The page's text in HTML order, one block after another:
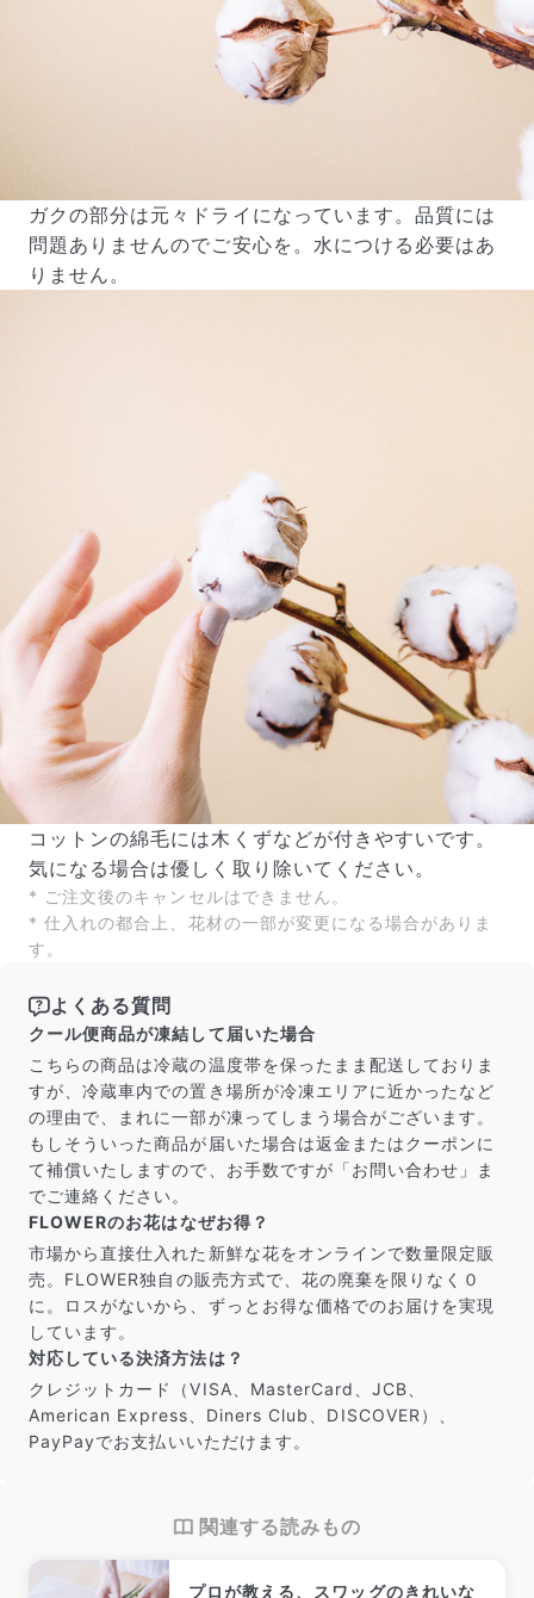
Q. 毎月自動でお花が届くサービスですか？
いいえ、毎月自動でお届けするサービスではありません。好
きな時に好きな花をご注文いただけます。
お花をベストなタイミングで発送しているため、お届け日の
指定はできません。受け取り時間帯は、発送後にクロネコヤ
マトのアプリから変更可能です。
Q. 注文後にキャンセルできますか？
ガクの部分は元々ドライになっています。品質には
問題ありませんのでご安心を。水につける必要はあ
りません。
コットンの綿毛には木くずなどが付きやすいです。
気になる場合は優しく取り除いてください。
* ご注文後のキャンセルはできません。
* 仕入れの都合上、花材の一部が変更になる場合がありま
す。
よくある質問
クール便商品が凍結して届いた場合
こちらの商品は冷蔵の温度帯を保ったまま配送しておりま
すが、冷蔵車内での置き場所が冷凍エリアに近かったなど
の理由で、まれに一部が凍ってしまう場合がございます。
もしそういった商品が届いた場合は返金またはクーポンに
て補償いたしますので、お手数ですが「お問い合わせ」ま
でご連絡ください。
FLOWERのお花はなぜお得？
市場から直接仕入れた新鮮な花をオンラインで数量限定販
売。FLOWER独自の販売方式で、花の廃棄を限りなく０
に。ロスがないから、ずっとお得な価格でのお届けを実現
しています。
対応している決済方法は？
クレジットカード（VISA、MasterCard、JCB、
American Express、Diners Club、DISCOVER）、
PayPayでお支払いいただけます。
関連する読みもの
プロが教える、スワッグのきれいな